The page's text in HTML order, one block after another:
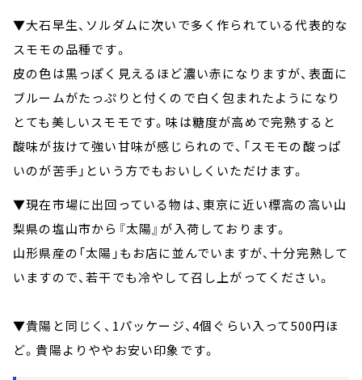
▼大石早生、ソルダムに次いで多く作られている代表的な
スモモの品種です。
皮の色は黒っぽく見えるほど濃い赤になりますが、表面に
ブルームがたっぷりと付くので白く包まれたようになり
とても美しいスモモです。味は糖度が高めで完熟すると
酸味が抜けて強い甘味が感じられので、「スモモの酸っぱ
いのが苦手」という方でもおいしくいただけます。
▼現在市場に出回っている物は、東京に近い標高の高い山
梨県の塩山市から『太陽』が入荷しております。
山形県産の「太陽」もお店に並んでいますが、十分完熟して
いますので、若干でも冷やして召し上がってください。
▼貴陽と同じく、1パッケージ、4個ぐらい入って500円ほ
ど。貴陽よりややお安い印象です。